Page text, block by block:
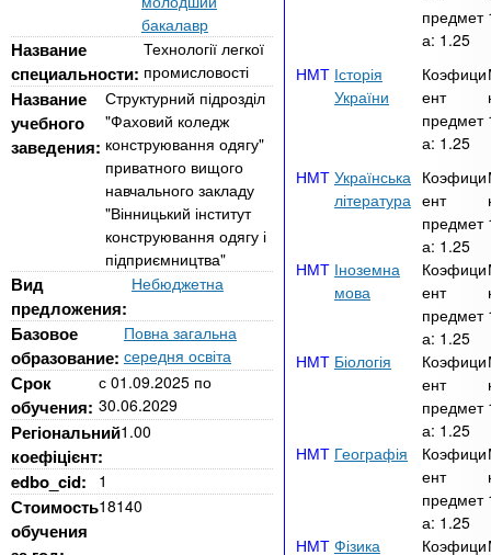
юt
s
.
n
f
o
а
в
е
д
е
Онлайн курсы
За рубежом
бакалавр
Название
специальности:
Технології легкої
промисловості
Название
учебного
заведения:
Структурний підрозділ
"Фаховий коледж
конструювання одягу"
приватного вищого
навчального закладу
"Вінницький інститут
конструювання одягу і
підприємництва"
Вид
предложения:
Небюджетна
Базовое
образование:
Повна загальна
середня освіта
Срок
обучения:
с 01.09.2025по
30.06.2029
Регіональний
коефіцієнт:
1.00
edbo_cid: 1
Стоимость
обучения
18140
предмет
а: 1.25
Історія
України
Коэфици
ент
предмет
а: 1.25
Українська
література
Коэфици
ент
предмет
а: 1.25
Іноземна
мова
Коэфици
ент
предмет
а: 1.25
Біологія
Коэфици
ент
предмет
а: 1.25
Географія
Коэфици
ент
предмет
а: 1.25
Фізика
Коэфици